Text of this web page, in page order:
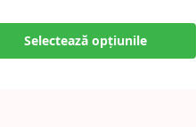
Selectează opțiunile